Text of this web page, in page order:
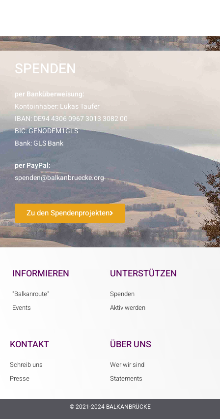
SPENDEN
per Banküberweisung:
Kontoinhaber: Lukas Taufer
IBAN: DE94 4306 0967 3013 3082 00
BIC: GENODEM1GLS
Bank: GLS Bank
per PayPal:
spenden@balkanbruecke.org
Zu den Spendenprojekten
INFORMIEREN
"Balkanroute"
Events
UNTERSTÜTZEN
Spenden
Aktiv werden
KONTAKT
Schreib uns
Presse
ÜBER UNS
Wer wir sind
Statements
© 2021-2024 BALKANBRÜCKE